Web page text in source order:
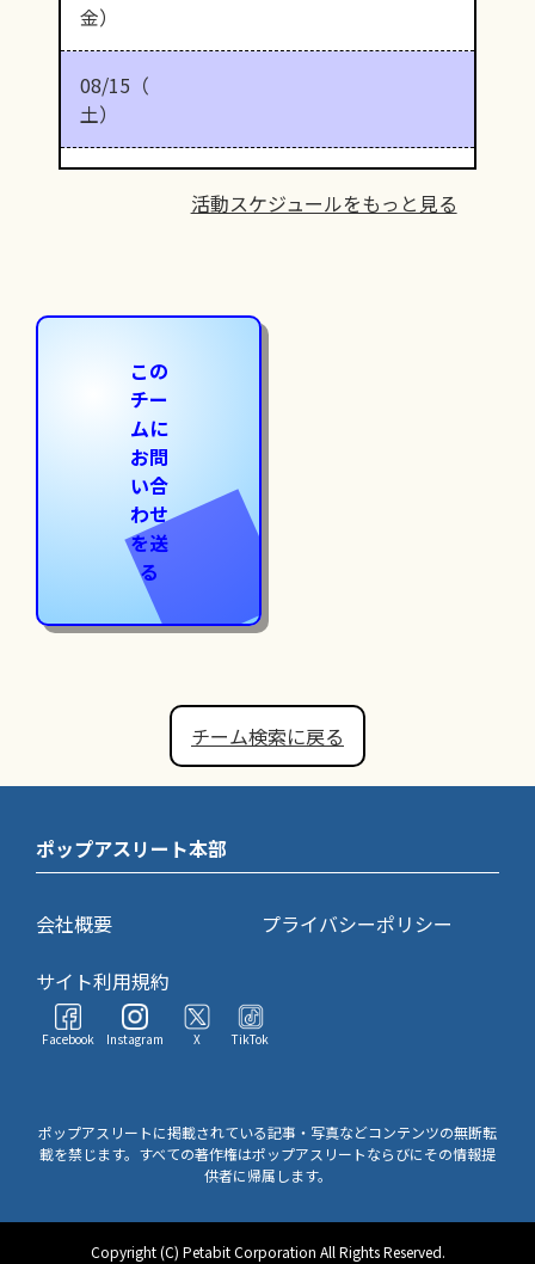
金）
08/15（
土）
活動スケジュールをもっと見る
この
チー
ムに
お問
い合
わせ
を送
る
チーム検索に戻る
ポップアスリート本部
会社概要
プライバシーポリシー
サイト利用規約
Facebook Instagram X TikTok
ポップアスリートに掲載されている記事・写真などコンテンツの無断転
載を禁じます。すべての著作権はポップアスリートならびにその情報提
供者に帰属します。
Copyright (C) Petabit Corporation All Rights Reserved.